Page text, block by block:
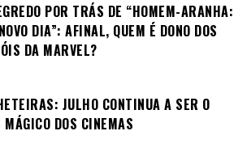
POR TRÁS DE “HOMEM-ARANHA:
DIA”: AFINAL, QUEM É DONO DOS
DA MARVEL?
JULHO CONTINUA A SER O
MÁGICO DOS CINEMAS